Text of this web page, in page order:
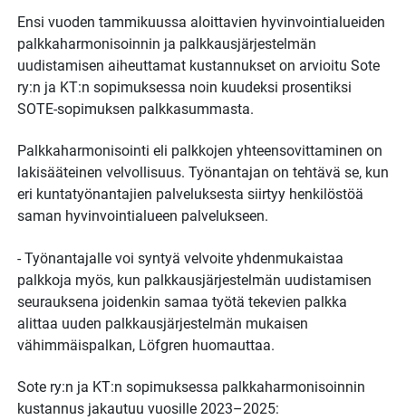
Ensi vuoden tammikuussa aloittavien hyvinvointialueiden
palkkaharmonisoinnin ja palkkausjärjestelmän
uudistamisen aiheuttamat kustannukset on arvioitu Sote
ry:n ja KT:n sopimuksessa noin kuudeksi prosentiksi
SOTE-sopimuksen palkkasummasta.
Palkkaharmonisointi eli palkkojen yhteensovittaminen on
lakisääteinen velvollisuus. Työnantajan on tehtävä se, kun
eri kuntatyönantajien palveluksesta siirtyy henkilöstöä
saman hyvinvointialueen palvelukseen.
- Työnantajalle voi syntyä velvoite yhdenmukaistaa
palkkoja myös, kun palkkausjärjestelmän uudistamisen
seurauksena joidenkin samaa työtä tekevien palkka
alittaa uuden palkkausjärjestelmän mukaisen
vähimmäispalkan, Löfgren huomauttaa.
Sote ry:n ja KT:n sopimuksessa palkkaharmonisoinnin
kustannus jakautuu vuosille 2023–2025: